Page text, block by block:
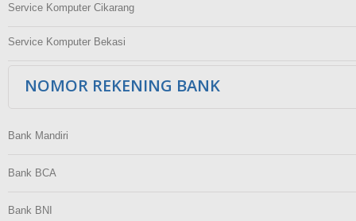
Service Komputer Cikarang
Service Komputer Bekasi
NOMOR REKENING BANK
Bank Mandiri
Bank BCA
Bank BNI